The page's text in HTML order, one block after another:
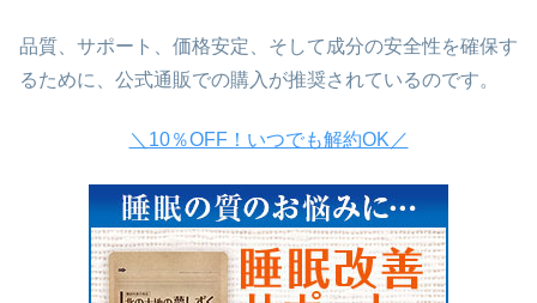
品質、サポート、価格安定、そして成分の安全性を確保す
るために、公式通販での購入が推奨されているのです。
＼10％OFF！いつでも解約OK／